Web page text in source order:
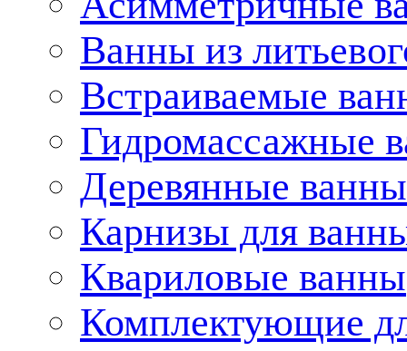
Ванны из
Встраиваемые
Гидромассажные
Деревянные ванны
Карнизы для
Квариловые ванны
Комплектующие